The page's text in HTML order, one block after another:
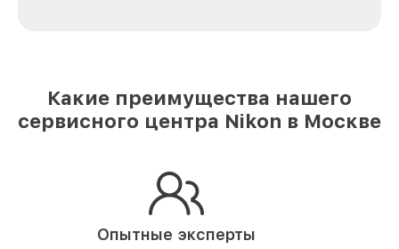
Какие преимущества нашего
сервисного центра Nikon в Москве
Опытные эксперты